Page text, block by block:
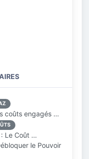
coûts engagés …
: Le Coût …
le Pouvoir